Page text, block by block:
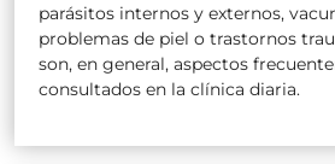
parásitos internos y externos,
problemas de piel o trastornos
son, en general, aspectos
consultados en la clínica diaria.